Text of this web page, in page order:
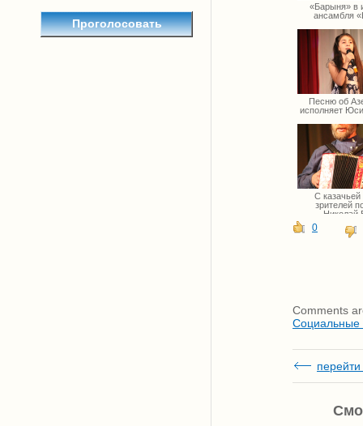
«Барыня» в
ансамбля
Песню об
исполняет
С казачьей
зрителей
Николай
0
Comments
перейти